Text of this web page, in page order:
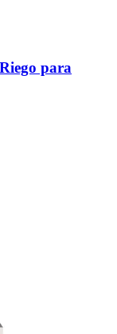
para